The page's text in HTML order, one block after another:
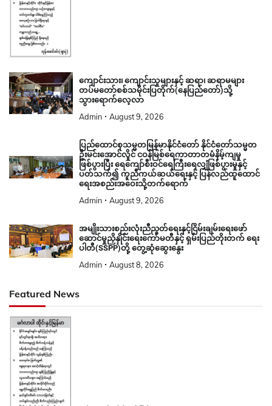
ကျောင်းသား၊ ကျောင်းသူများနှင့် ဆရာ၊ ဆရာမများ
တပ်မတော်စစ်သမိုင်းပြတိုက်(နေပြည်တော်)သို့
သွားရောက်လေ့လာ
Admin August 9, 2026
ပြည်ထောင်စုသမ္မတမြန်မာနိုင်ငံတော် နိုင်ငံတော်သမ္မတ
ဦးမင်းအောင်လှိုင် ငဝန်မြစ်ရေကာတာတမံနိမ့်ကျမှု
ဖြစ်ပွားပြီး ရေကျော်စီးဝင်ရေကြီးရေလျှံဖြစ်ပွားမှုနှင့်
ပတ်သက်၍ ကူညီကယ်ဆယ်ရေးနှင့် ပြန်လည်ထူထောင်
ရေးအစည်းအဝေးသို့တက်ရောက်
Admin August 9, 2026
အမျိုးသားစည်းလုံးညီညွတ်ရေးနှင့်ငြိမ်းချမ်းရေးဖော်
ဆောင်မှုညှိနှိုင်းရေးကော်မတီနှင့် ရှမ်းပြည်တိုးတက် ရေး
ပါတီ(SSPP)တို့ တွေ့ဆုံဆွေးနွေး
Admin August 8, 2026
Featured News